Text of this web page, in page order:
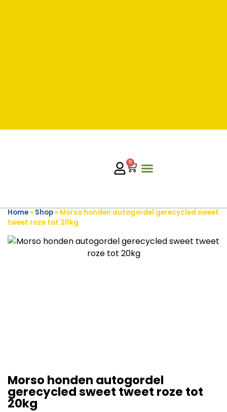
0
Home» Shop» Morso honden autogordel gerecycled sweet
tweet roze tot 20kg
Morso honden autogordel
gerecycled sweet tweet roze tot
20kg